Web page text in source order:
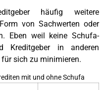
häufig weitere
von Sachwerten oder
Eben weil keine Schufa-
Kreditgeber in anderen
sich zu minimieren.
mit und ohne Schufa